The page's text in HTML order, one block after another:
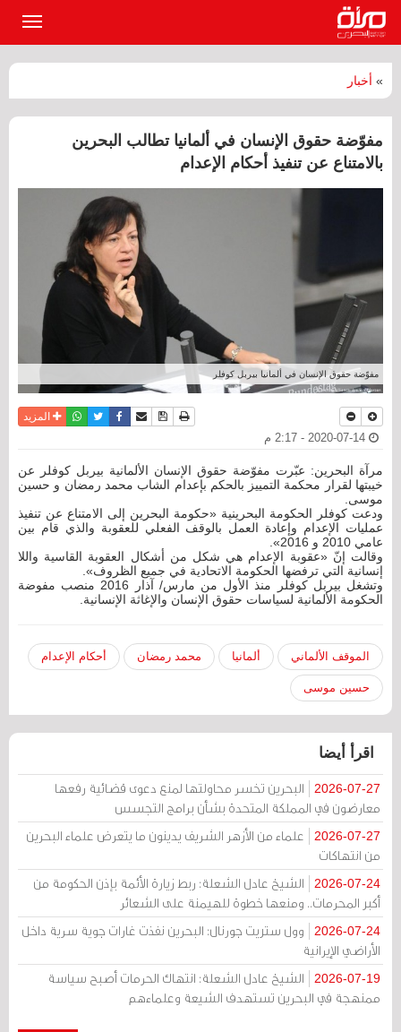
» أخبار
مفوّضة حقوق الإنسان في ألمانيا تطالب البحرين
بالامتناع عن تنفيذ أحكام الإعدام
مفوّضة حقوق الإنسان في ألمانيا بيربل كوفلر
نسخة للطباعة
حفظ الموضوع
أرسل الى صديق
فيسبوكتويترواتسابالمزيد
مرآة البحرين: عبّرت مفوّضة حقوق الإنسان الألمانية بيربل كوفلر عن
خيبتها لقرار محكمة التمييز بالحكم بإعدام الشاب محمد رمضان و حسين
موسى.
ودعت كوفلر الحكومة البحرينية «حكومة البحرين إلى الامتناع عن تنفيذ
عمليات الإعدام وإعادة العمل بالوقف الفعلي للعقوبة والذي قام بين
عامي 2010 و 2016».
وقالت إنّ «عقوبة الإعدام هي شكل من أشكال العقوبة القاسية واللا
إنسانية التي ترفضها الحكومة الاتحادية في جميع الظروف».
وتشغل بيربل كوفلر منذ الأول من مارس/ آذار 2016 منصب مفوضة
الحكومة الألمانية لسياسات حقوق الإنسان والإغاثة الإنسانية.
الموقف الألماني ألمانيا محمد رمضان أحكام الإعدام
حسين موسى
اقرأ أيضا
2026-07-27
البحرين تخسر محاولتها لمنع دعوى قضائية رفعها
معارضون في المملكة المتحدة بشأن برامج التجسس
2026-07-27
علماء من الأزهر الشريف يدينون ما يتعرض علماء البحرين
من انتهاكات
2026-07-24
الشيخ عادل الشعلة: ربط زيارة الأئمة بإذن الحكومة من
أكبر المحرمات.. ومنعها خطوة للهيمنة على الشعائر
2026-07-24
وول ستريت جورنال: البحرين نفذت غارات جوية سرية داخل
الأراضي الإيرانية
2026-07-19
الشيخ عادل الشعلة: انتهاك الحرمات أصبح سياسة
ممنهجة في البحرين تستهدف الشيعة وعلماءهم